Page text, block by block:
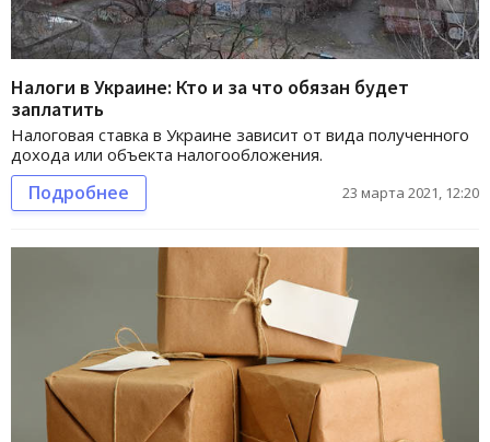
Налоги в Украине: Кто и за что обязан будет
заплатить
Налоговая ставка в Украине зависит от вида полученного
дохода или объекта налогообложения.
Подробнее 23 марта 2021, 12:20